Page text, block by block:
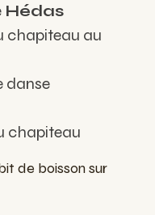
Hédas
chapiteau au
danse
chapiteau
de boisson sur